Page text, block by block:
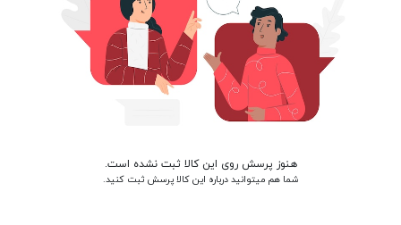
هنوز پرسش روی این کالا ثبت نشده است.
شما هم میتوانید درباره این کالا پرسش ثبت کنید.